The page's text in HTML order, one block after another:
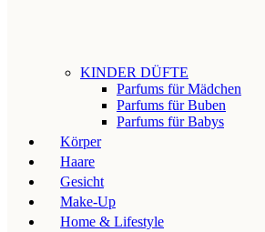
KINDER DÜFTE
Parfums für Mädchen
Parfums für Buben
Parfums für Babys
Körper
Haare
Gesicht
Make-Up
Home & Lifestyle